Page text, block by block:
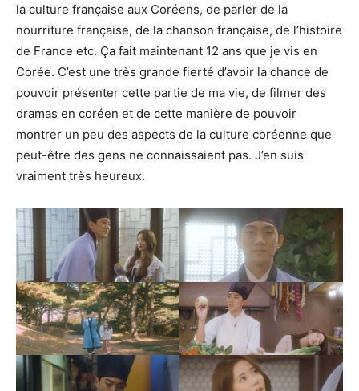
la culture française aux Coréens, de parler de la
nourriture française, de la chanson française, de l’histoire
de France etc. Ça fait maintenant 12 ans que je vis en
Corée. C’est une très grande fierté d’avoir la chance de
pouvoir présenter cette partie de ma vie, de filmer des
dramas en coréen et de cette manière de pouvoir
montrer un peu des aspects de la culture coréenne que
peut-être des gens ne connaissaient pas. J’en suis
vraiment très heureux.